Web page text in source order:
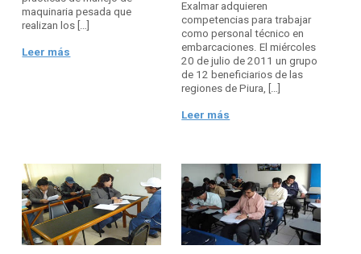
maquinaria pesada que
realizan los […]
Leer más
Exalmar adquieren
competencias para trabajar
como personal técnico en
embarcaciones. El miércoles
20 de julio de 2011 un grupo
de 12 beneficiarios de las
regiones de Piura, […]
Leer más